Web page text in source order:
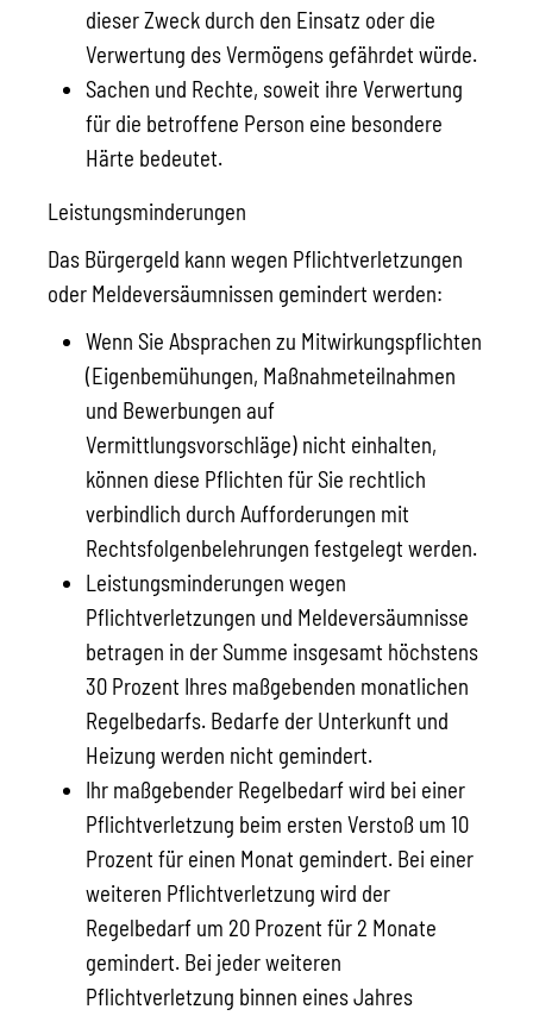
dieser Zweck durch den Einsatz oder die
Verwertung des Vermögens gefährdet würde.
Sachen und Rechte, soweit ihre Verwertung
für die betroffene Person eine besondere
Härte bedeutet.
Leistungsminderungen
Das Bürgergeld kann wegen Pflichtverletzungen
oder Meldeversäumnissen gemindert werden:
Wenn Sie Absprachen zu Mitwirkungspflichten
(Eigenbemühungen, Maßnahmeteilnahmen
und Bewerbungen auf
Vermittlungsvorschläge) nicht einhalten,
können diese Pflichten für Sie rechtlich
verbindlich durch Aufforderungen mit
Rechtsfolgenbelehrungen festgelegt werden.
Leistungsminderungen wegen
Pflichtverletzungen und Meldeversäumnisse
betragen in der Summe insgesamt höchstens
30 Prozent Ihres maßgebenden monatlichen
Regelbedarfs. Bedarfe der Unterkunft und
Heizung werden nicht gemindert.
Ihr maßgebender Regelbedarf wird bei einer
Pflichtverletzung beim ersten Verstoß um 10
Prozent für einen Monat gemindert. Bei einer
weiteren Pflichtverletzung wird der
Regelbedarf um 20 Prozent für 2 Monate
gemindert. Bei jeder weiteren
Pflichtverletzung binnen eines Jahres